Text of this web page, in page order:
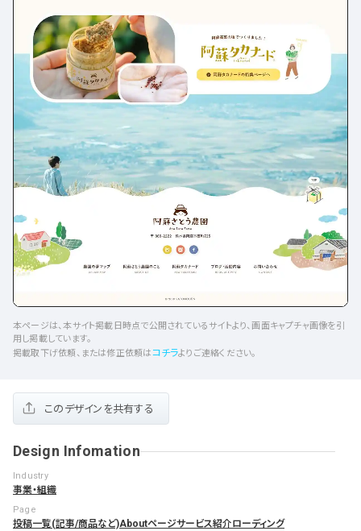
本ページは、本サイト掲載日時点で公開されているサイトより、画面キャプチャ画像を引
用し掲載しています。
掲載取下げ依頼、または修正依頼はコチラよりご連絡ください。
このデザインを共有する
Design Infomation
Industry
事業・組織
Page
投稿一覧(記事/商品など)Aboutページサービス紹介ローディング